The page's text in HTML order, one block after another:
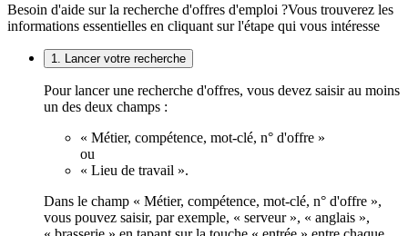
Besoin d'aide sur la recherche d'offres d'emploi ?Vous trouverez les
informations essentielles en cliquant sur l'étape qui vous intéresse
1. Lancer votre recherche
Pour lancer une recherche d'offres, vous devez saisir au moins
un des deux champs :
« Métier, compétence, mot-clé, n° d'offre »
ou
« Lieu de travail ».
Dans le champ « Métier, compétence, mot-clé, n° d'offre »,
vous pouvez saisir, par exemple, « serveur », « anglais »,